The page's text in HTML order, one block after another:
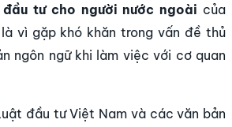
tư cho người nước ngoài của
vì gặp khó khăn trong vấn đề thủ
ngôn ngữ khi làm việc với cơ quan
đầu tư Việt Nam và các văn bản